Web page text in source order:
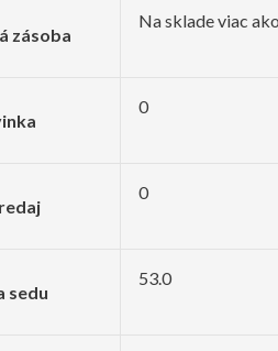
zásoba
Na sklade viac
0
0
sedu
53.0